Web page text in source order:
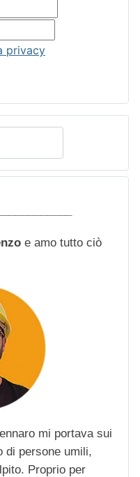
privacy
e amo tutto ciò
mi portava sui
di persone umili,
Proprio per